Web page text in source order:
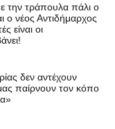
την τράπουλα πάλι ο
ο νέος Αντιδήμαρχος
είναι οι
δεν αντέχουν
παίρνουν τον κόπο